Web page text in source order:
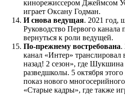
кинорежиссером Джеймсом
играет Оксану Годман.
И снова ведущая. 2021 год,
Руководство Первого канала
вернуться к роли ведущей.
По-прежнему востребована.
канал «Интер»
назад! 2 сезон», где Шукшина
разведшколы. 5 октября
показ нового
«Старые кадры», где также